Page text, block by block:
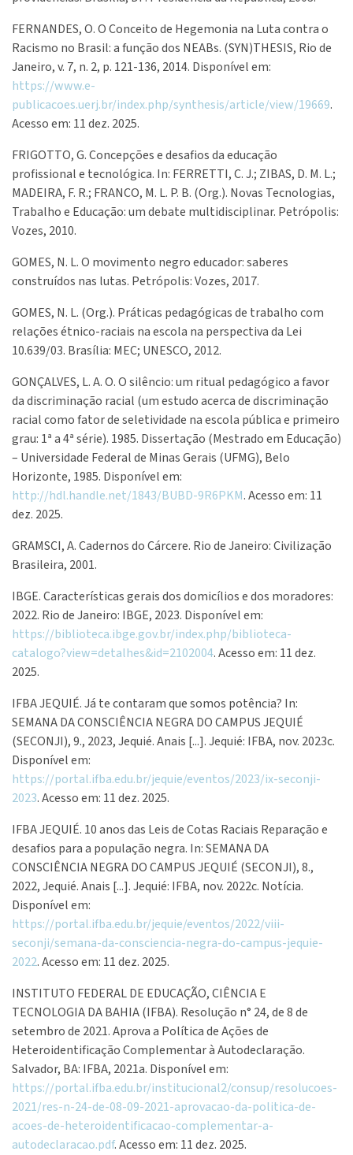
FERNANDES, O. O Conceito de Hegemonia na Luta contra o
Racismo no Brasil: a função dos NEABs. (SYN)THESIS, Rio de
Janeiro, v. 7, n. 2, p. 121-136, 2014. Disponível em:
https://www.e-
publicacoes.uerj.br/index.php/synthesis/article/view/19669.
Acesso em: 11 dez. 2025.
FRIGOTTO, G. Concepções e desafios da educação
profissional e tecnológica. In: FERRETTI, C. J.; ZIBAS, D. M. L.;
MADEIRA, F. R.; FRANCO, M. L. P. B. (Org.). Novas Tecnologias,
Trabalho e Educação: um debate multidisciplinar. Petrópolis:
Vozes, 2010.
GOMES, N. L. O movimento negro educador: saberes
construídos nas lutas. Petrópolis: Vozes, 2017.
GOMES, N. L. (Org.). Práticas pedagógicas de trabalho com
relações étnico-raciais na escola na perspectiva da Lei
10.639/03. Brasília: MEC; UNESCO, 2012.
GONÇALVES, L. A. O. O silêncio: um ritual pedagógico a favor
da discriminação racial (um estudo acerca de discriminação
racial como fator de seletividade na escola pública e primeiro
grau: 1ª a 4ª série). 1985. Dissertação (Mestrado em Educação)
– Universidade Federal de Minas Gerais (UFMG), Belo
Horizonte, 1985. Disponível em:
http://hdl.handle.net/1843/BUBD-9R6PKM. Acesso em: 11
dez. 2025.
GRAMSCI, A. Cadernos do Cárcere. Rio de Janeiro: Civilização
Brasileira, 2001.
IBGE. Características gerais dos domicílios e dos moradores:
2022. Rio de Janeiro: IBGE, 2023. Disponível em:
https://biblioteca.ibge.gov.br/index.php/biblioteca-
catalogo?view=detalhes&id=2102004. Acesso em: 11 dez.
2025.
IFBA JEQUIÉ. Já te contaram que somos potência? In:
SEMANA DA CONSCIÊNCIA NEGRA DO CAMPUS JEQUIÉ
(SECONJI), 9., 2023, Jequié. Anais [...]. Jequié: IFBA, nov. 2023c.
Disponível em:
https://portal.ifba.edu.br/jequie/eventos/2023/ix-seconji-
2023. Acesso em: 11 dez. 2025.
IFBA JEQUIÉ. 10 anos das Leis de Cotas Raciais Reparação e
desafios para a população negra. In: SEMANA DA
CONSCIÊNCIA NEGRA DO CAMPUS JEQUIÉ (SECONJI), 8.,
2022, Jequié. Anais [...]. Jequié: IFBA, nov. 2022c. Notícia.
Disponível em:
https://portal.ifba.edu.br/jequie/eventos/2022/viii-
seconji/semana-da-consciencia-negra-do-campus-jequie-
2022. Acesso em: 11 dez. 2025.
INSTITUTO FEDERAL DE EDUCAÇÃO, CIÊNCIA E
TECNOLOGIA DA BAHIA (IFBA). Resolução n° 24, de 8 de
setembro de 2021. Aprova a Política de Ações de
Heteroidentificação Complementar à Autodeclaração.
Salvador, BA: IFBA, 2021a. Disponível em:
https://portal.ifba.edu.br/institucional2/consup/resolucoes-
2021/res-n-24-de-08-09-2021-aprovacao-da-politica-de-
acoes-de-heteroidentificacao-complementar-a-
autodeclaracao.pdf. Acesso em: 11 dez. 2025.